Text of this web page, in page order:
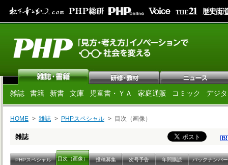
雑誌 書籍 新書 文庫 児童書・ＹＡ 家庭通販 コミック デジ
HOME 雑誌 PHPスペシャル 目次（画像）
雑誌
PHPスペシャル 目次（画像） 投稿募集 次号予告 年間購読 バックナンバー